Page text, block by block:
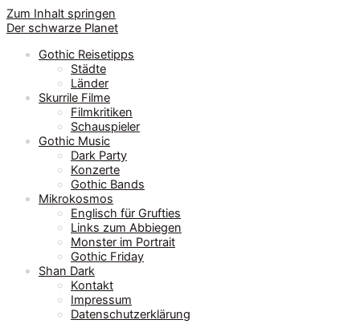
Zum Inhalt springen
Der schwarze Planet
Gothic Reisetipps
Städte
Länder
Skurrile Filme
Filmkritiken
Schauspieler
Gothic Music
Dark Party
Konzerte
Gothic Bands
Mikrokosmos
Englisch für Grufties
Links zum Abbiegen
Monster im Portrait
Gothic Friday
Shan Dark
Kontakt
Impressum
Datenschutzerklärung